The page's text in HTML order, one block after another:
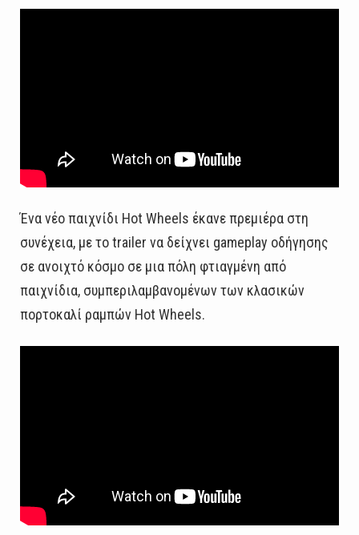
Ένα νέο παιχνίδι Hot Wheels έκανε πρεμιέρα στη
συνέχεια, με το trailer να δείχνει gameplay οδήγησης
σε ανοιχτό κόσμο σε μια πόλη φτιαγμένη από
παιχνίδια, συμπεριλαμβανομένων των κλασικών
πορτοκαλί ραμπών Hot Wheels.